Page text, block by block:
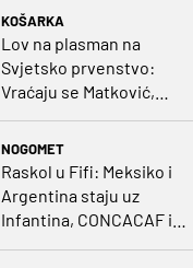
KOŠARKA
Lov na plasman na
Svjetsko prvenstvo:
Vraćaju se Matković,
NOGOMET
Raskol u Fifi: Meksiko i
Argentina staju uz
Infantina, CONCACAF i